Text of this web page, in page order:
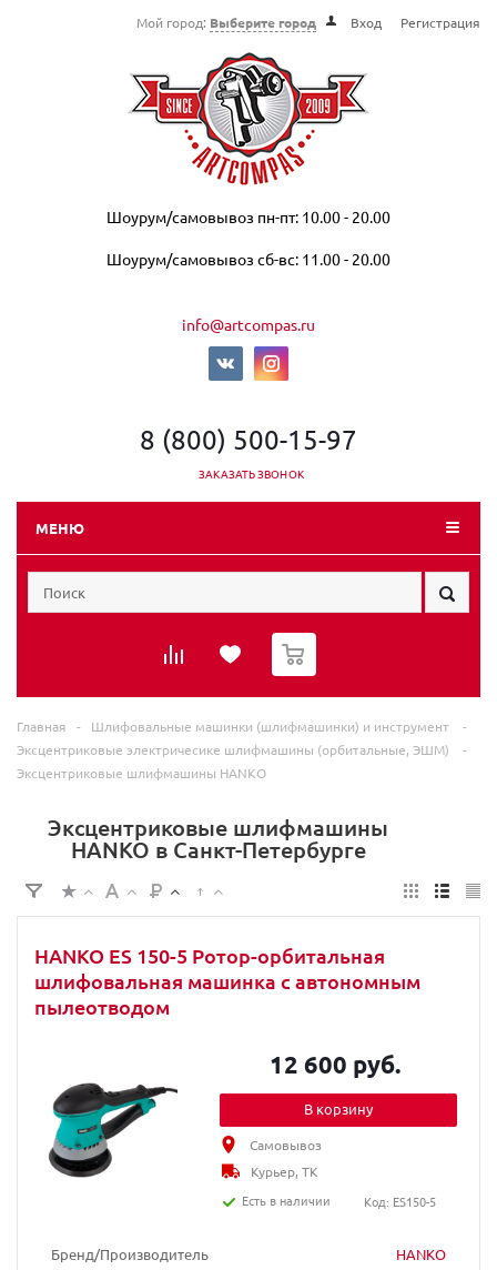
Мой город: Выберите город Вход Регистрация
Шоурум/самовывоз пн-пт: 10.00 - 20.00
Шоурум/самовывоз сб-вс: 11.00 - 20.00
info@artcompas.ru
8 (800) 500-15-97
ЗАКАЗАТЬ ЗВОНОК
МЕНЮ
0
Главная - Шлифовальные машинки (шлифмашинки) и инструмент
-
Эксцентриковые электричесике шлифмашины (орбитальные, ЭШМ)
-
Эксцентриковые шлифмашины HANKO
Эксцентриковые шлифмашины
HANKO в Санкт-Петербурге
HANKO ES 150-5 Ротор-орбитальная
шлифовальная машинка с автономным
пылеотводом
Бренд/Производитель
HANKO
12 600 руб.
В корзину
Самовывоз
Курьер, ТК
Есть в наличии
Код: ES150-5